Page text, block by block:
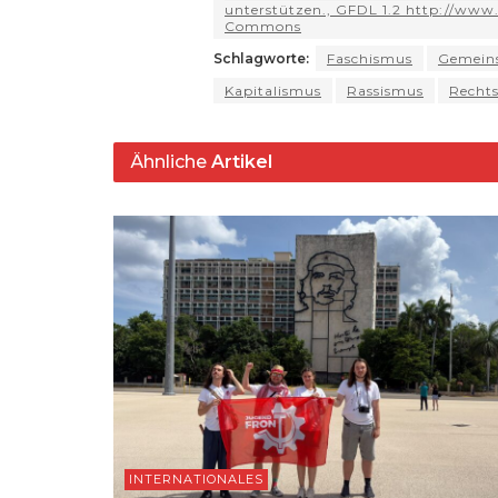
p
k
unterstützen., GFDL 1.2 http://
Commons
Schlagworte:
Faschismus
Kapitalismus
Rassismus
Ähnliche Artikel
INTERNATIONALES